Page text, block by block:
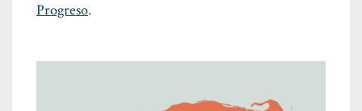
Progreso.